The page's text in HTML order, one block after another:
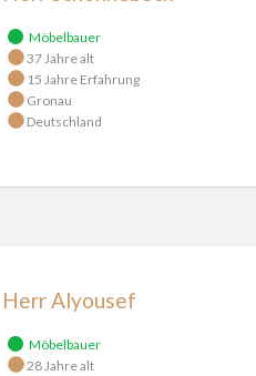
Möbelbauer
37 Jahre alt
15 Jahre Erfahrung
Gronau
Deutschland
Herr Alyousef
Möbelbauer
28 Jahre alt